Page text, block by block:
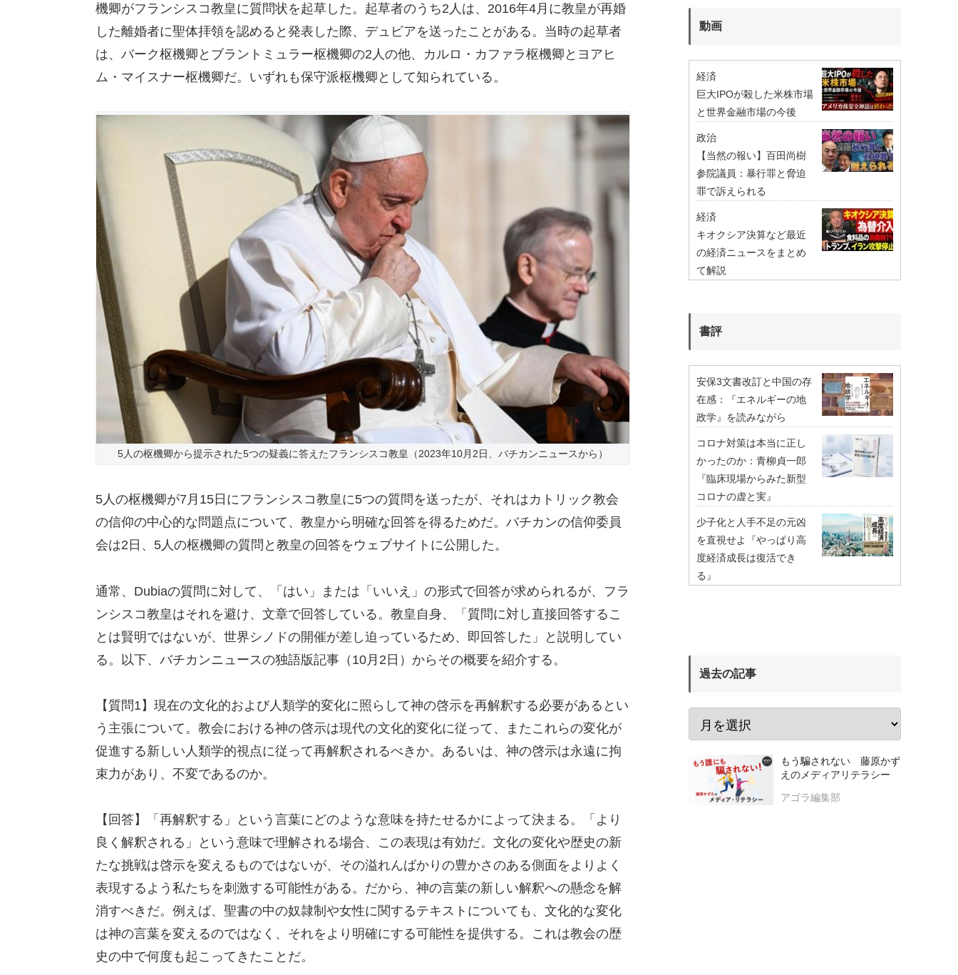
機卿がフランシスコ教皇に質問状を起草した。起草者のうち2人は、2016年4月に教皇が再婚
した離婚者に聖体拝領を認めると発表した際、デュビアを送ったことがある。当時の起草者
は、バーク枢機卿とブラントミュラー枢機卿の2人の他、カルロ・カファラ枢機卿とヨアヒ
ム・マイスナー枢機卿だ。いずれも保守派枢機卿として知られている。
5人の枢機卿から提示された5つの疑義に答えたフランシスコ教皇（2023年10月2日、バチカンニュースから）
5人の枢機卿が7月15日にフランシスコ教皇に5つの質問を送ったが、それはカトリック教会
の信仰の中心的な問題点について、教皇から明確な回答を得るためだ。バチカンの信仰委員
会は2日、5人の枢機卿の質問と教皇の回答をウェブサイトに公開した。
通常、Dubiaの質問に対して、「はい」または「いいえ」の形式で回答が求められるが、フラ
ンシスコ教皇はそれを避け、文章で回答している。教皇自身、「質問に対し直接回答するこ
とは賢明ではないが、世界シノドの開催が差し迫っているため、即回答した」と説明してい
る。以下、バチカンニュースの独語版記事（10月2日）からその概要を紹介する。
【質問1】現在の文化的および人類学的変化に照らして神の啓示を再解釈する必要があるとい
う主張について。教会における神の啓示は現代の文化的変化に従って、またこれらの変化が
促進する新しい人類学的視点に従って再解釈されるべきか。あるいは、神の啓示は永遠に拘
束力があり、不変であるのか。
【回答】「再解釈する」という言葉にどのような意味を持たせるかによって決まる。「より
良く解釈される」という意味で理解される場合、この表現は有効だ。文化の変化や歴史の新
たな挑戦は啓示を変えるものではないが、その溢れんばかりの豊かさのある側面をよりよく
表現するよう私たちを刺激する可能性がある。だから、神の言葉の新しい解釈への懸念を解
消すべきだ。例えば、聖書の中の奴隷制や女性に関するテキストについても、文化的な変化
は神の言葉を変えるのではなく、それをより明確にする可能性を提供する。これは教会の歴
史の中で何度も起こってきたことだ。
動画
経済
巨大IPOが殺した米株市場
と世界金融市場の今後
政治
【当然の報い】百田尚樹
参院議員：暴行罪と脅迫
罪で訴えられる
経済
キオクシア決算など最近
の経済ニュースをまとめ
て解説
書評
安保3文書改訂と中国の存
在感：『エネルギーの地
政学』を読みながら
コロナ対策は本当に正し
かったのか：青柳貞一郎
『臨床現場からみた新型
コロナの虚と実』
少子化と人手不足の元凶
を直視せよ『やっぱり高
度経済成長は復活でき
る』
過去の記事
もう騙されない 藤原かず
えのメディアリテラシー
アゴラ編集部